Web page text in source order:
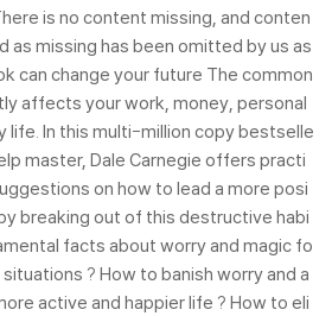
is no content missing, and conten
as missing has been omitted by us as
can change your future The common
affects your work, money, personal
life. In this multi-million copy bestselle
master, Dale Carnegie offers practi
on how to lead a more posi
breaking out of this destructive habi
facts about worry and magic fo
? How to banish worry and a
active and happier life ? How to eli